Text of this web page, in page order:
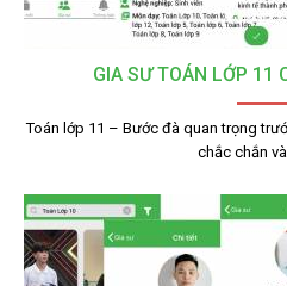
GIA SƯ TOÁN LỚP 11
Toán lớp 11 – Bước đà quan trọng
chắc chắn